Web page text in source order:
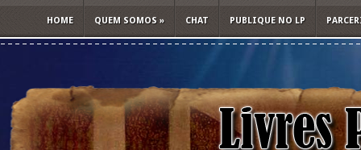
HOME QUEM SOMOS » CHAT PUBLIQUE NO LP